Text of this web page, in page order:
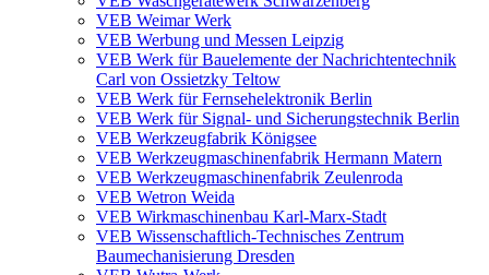
VEB Weimar Werk
VEB Werbung und Messen Leipzig
VEB Werk für Bauelemente der Nachrichtentechnik
Carl von Ossietzky Teltow
VEB Werk für Fernsehelektronik Berlin
VEB Werk für Signal- und Sicherungstechnik Berlin
VEB Werkzeugfabrik Königsee
VEB Werkzeugmaschinenfabrik Hermann Matern
VEB Werkzeugmaschinenfabrik Zeulenroda
VEB Wetron Weida
VEB Wirkmaschinenbau Karl-Marx-Stadt
VEB Wissenschaftlich-Technisches Zentrum
Baumechanisierung Dresden